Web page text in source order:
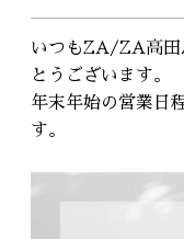
いつもZA/ZA高田
とうございます。
年末年始の営業日
す。